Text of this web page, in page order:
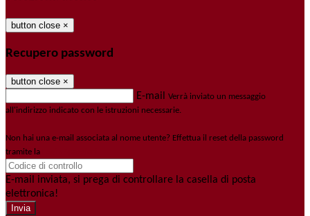
button close ×
Recupero password
button close ×
E-mail Verrà inviato un messaggio
all'indirizzo indicato con le istruzioni necessarie.
Non hai una e-mail associata al nome utente? Effettua il reset della password
tramite la
E-mail inviata, si prega di controllare la casella di posta
elettronica!